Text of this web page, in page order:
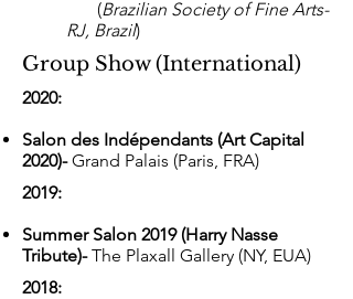
(Brazilian Society of Fine Arts-
RJ, Brazil)​​
Group Show (International)
2018:
2019:
Summer Salon 2019 (Harry Nasse
Tribute)-The Plaxall Gallery (NY, EUA)
2020:
Salon des Indépendants (Art Capital
2020)-Grand Palais (Paris, FRA)